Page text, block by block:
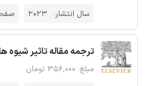
سال انتشار: 2023
ترجمه مقاله تاثیر شیوه
مبلغ: ۳۵۶,۰۰۰ تومان